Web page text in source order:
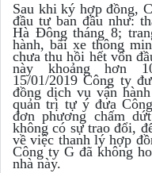
Sau khi ký hợp đồng,
đầu tư ban đầu như:
Hà Đông tháng 8;
hành, bãi xe thông
chưa thu hồi hết vốn
này khoảng hơn
15/01/2019 Công ty
đồng dịch vụ vận
quản trị tự ý đưa
đơn phương chấm
không có sự trao đổi,
về việc thanh lý hợp
Công ty G đã không
nhà này.